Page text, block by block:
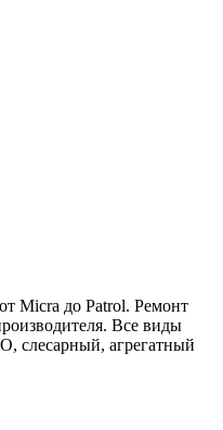
Micra до Patrol. Ремонт
Все виды
слесарный, агрегатный